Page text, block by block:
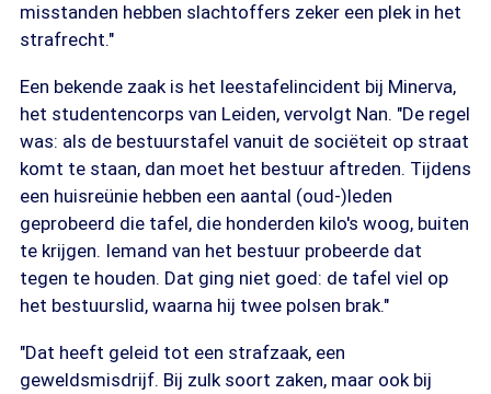
misstanden hebben slachtoffers zeker een plek in het
strafrecht."
Een bekende zaak is het leestafelincident bij Minerva,
het studentencorps van Leiden, vervolgt Nan. "De regel
was: als de bestuurstafel vanuit de sociëteit op straat
komt te staan, dan moet het bestuur aftreden. Tijdens
een huisreünie hebben een aantal (oud-)leden
geprobeerd die tafel, die honderden kilo's woog, buiten
te krijgen. Iemand van het bestuur probeerde dat
tegen te houden. Dat ging niet goed: de tafel viel op
het bestuurslid, waarna hij twee polsen brak."
"Dat heeft geleid tot een strafzaak, een
geweldsmisdrijf. Bij zulk soort zaken, maar ook bij